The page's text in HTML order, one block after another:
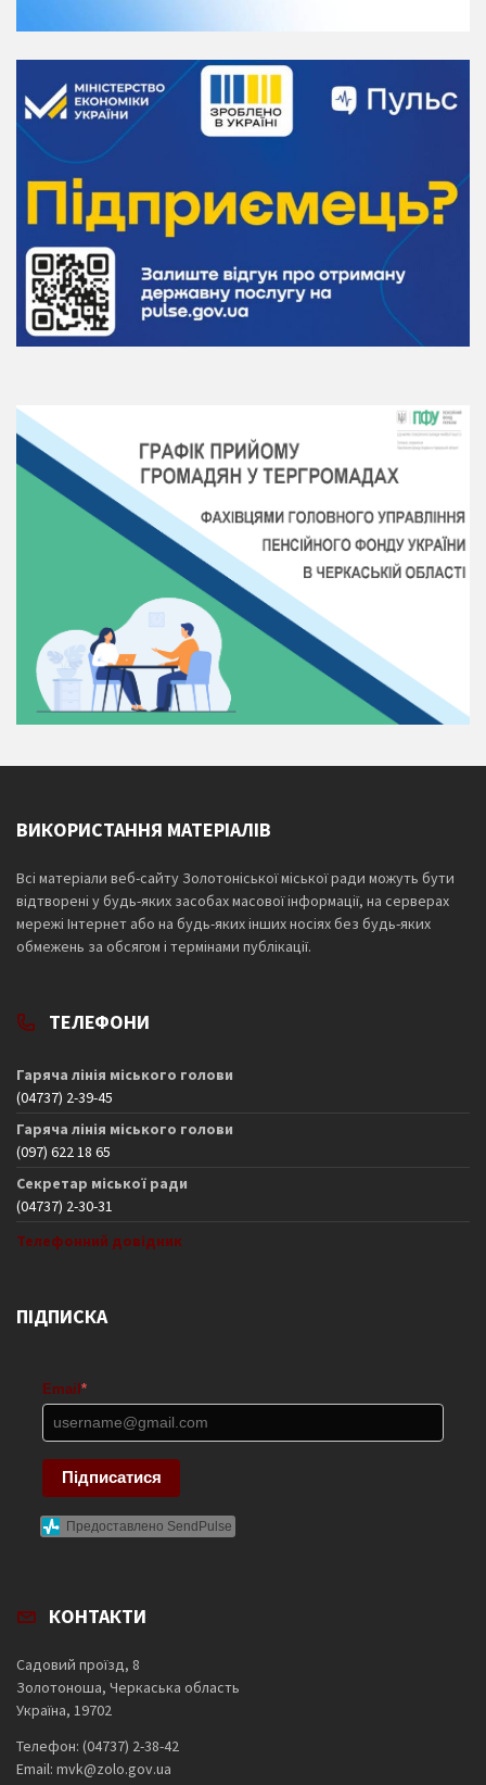
ВИКОРИСТАННЯ МАТЕРІАЛІВ
Всі матеріали веб-сайту Золотоніської міської ради можуть бути
відтворені у будь-яких засобах масової інформації, на серверах
мережі Інтернет або на будь-яких інших носіях без будь-яких
обмежень за обсягом і термінами публікації.
ТЕЛЕФОНИ
Гаряча лінія міського голови
(04737) 2-39-45
Гаряча лінія міського голови
(097) 622 18 65
Секретар міської ради
(04737) 2-30-31
Телефонний довідник
ПІДПИСКА
Email *
Підписатися
Предоставлено SendPulse
КОНТАКТИ
Садовий проїзд, 8
Золотоноша, Черкаська область
Україна, 19702
Телефон: (04737) 2-38-42
Email: mvk@zolo.gov.ua